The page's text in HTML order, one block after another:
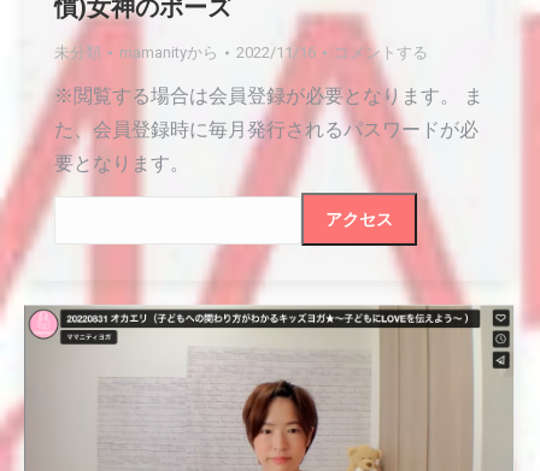
慣)女神のポーズ
未分類 mamanityから 2022/11/16 コメントする
※閲覧する場合は会員登録が必要となります。 ま
た、会員登録時に毎月発行されるパスワードが必
要となります。